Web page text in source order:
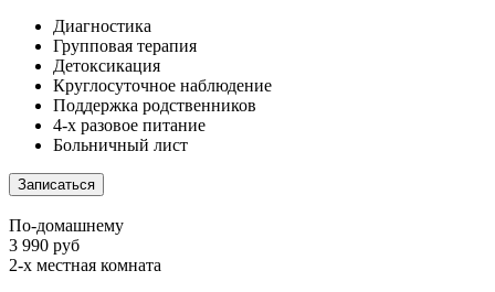
Диагностика
Групповая терапия
Детоксикация
Круглосуточное наблюдение
Поддержка родственников
4-х разовое питание
Больничный лист
Записаться
По-домашнему
3 990 руб
2-х местная комната